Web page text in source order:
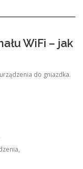
WiFi – jak
do gniazdka.